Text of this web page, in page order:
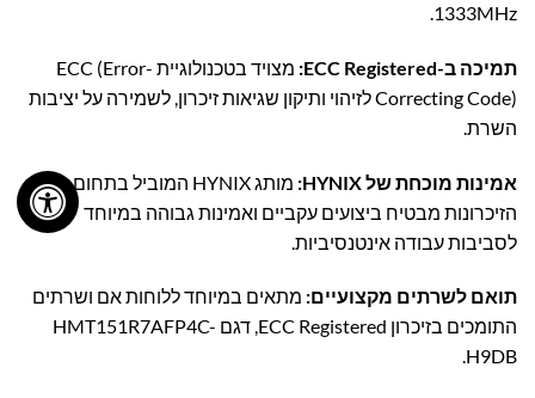
1333MHz.
תמיכה ב-ECC Registered:
מצויד בטכנולוגיית ECC (Error-
Correcting Code) לזיהוי ותיקון שגיאות זיכרון, לשמירה על יציבות
השרת.
אמינות מוכחת של HYNIX:
מותג HYNIX המוביל בתחום
הזיכרונות מבטיח ביצועים עקביים ואמינות גבוהה במיוחד
לסביבות עבודה אינטנסיביות.
תואם לשרתים מקצועיים: מתאים במיוחד ללוחות אם ושרתים
התומכים בזיכרון ECC Registered, דגם HMT151R7AFP4C-
H9DB.